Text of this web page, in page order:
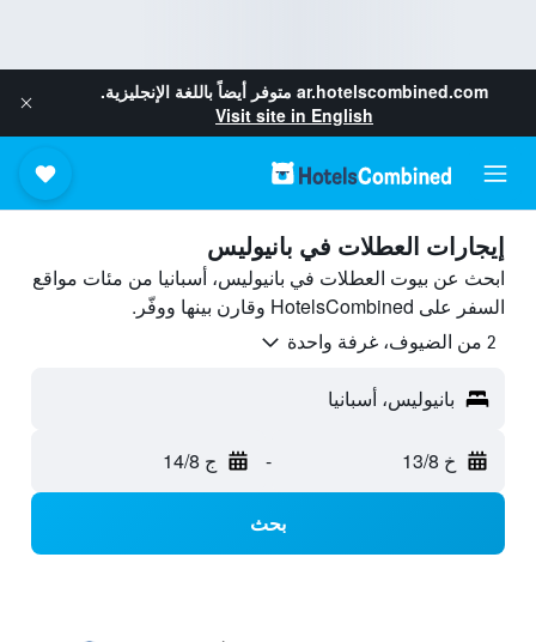
ar.hotelscombined.com متوفر أيضاً باللغة الإنجليزية.
Visit site in English
إيجارات العطلات في بانيوليس
ابحث عن بيوت العطلات في بانيوليس، أسبانيا من مئات مواقع
السفر على HotelsCombined وقارن بينها ووفّر.
2 من الضيوف، غرفة واحدة
بانيوليس، أسبانيا
خ 13/8 - ج 14/8
بحث